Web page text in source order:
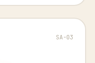
SA-03